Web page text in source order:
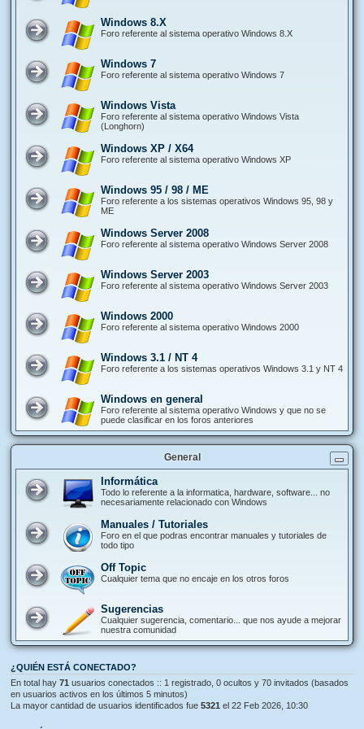
Windows 8.X
Foro referente al sistema operativo Windows 8.X
Windows 7
Foro referente al sistema operativo Windows 7
Windows Vista
Foro referente al sistema operativo Windows Vista
(Longhorn)
Windows XP / X64
Foro referente al sistema operativo Windows XP
Windows 95 / 98 / ME
Foro referente a los sistemas operativos Windows 95, 98 y
ME
Windows Server 2008
Foro referente al sistema operativo Windows Server 2008
Windows Server 2003
Foro referente al sistema operativo Windows Server 2003
Windows 2000
Foro referente al sistema operativo Windows 2000
Windows 3.1 / NT 4
Foro referente a los sistemas operativos Windows 3.1 y NT 4
Windows en general
Foro referente al sistema operativo Windows y que no se
puede clasificar en los foros anteriores
General
Informática
Todo lo referente a la informatica, hardware, software... no
necesariamente relacionado con Windows
Manuales / Tutoriales
Foro en el que podras encontrar manuales y tutoriales de
todo tipo
Off Topic
Cualquier tema que no encaje en los otros foros
Sugerencias
Cualquier sugerencia, comentario... que nos ayude a mejorar
nuestra comunidad
¿QUIÉN ESTÁ CONECTADO?
En total hay 71 usuarios conectados :: 1 registrado, 0 ocultos y 70 invitados (basados
en usuarios activos en los últimos 5 minutos)
La mayor cantidad de usuarios identificados fue 5321 el 22 Feb 2026, 10:30